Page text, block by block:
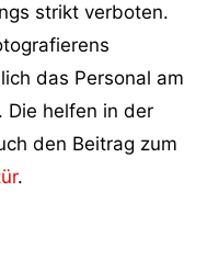
strikt verboten.
das Personal am
Die helfen in der
den Beitrag zum
.